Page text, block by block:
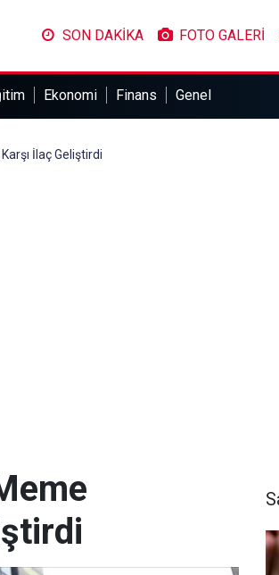
SON DAKİKA FOTO GALERİ
Ekonomi Finans Genel
İlaç Geliştirdi